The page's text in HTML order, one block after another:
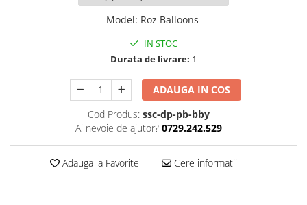
Model: Roz Balloons
IN STOC
Durata de livrare: 1
ADAUGA IN COS
Cod Produs: ssc-dp-pb-bby
Ai nevoie de ajutor? 0729.242.529
Adauga la Favorite Cere informatii